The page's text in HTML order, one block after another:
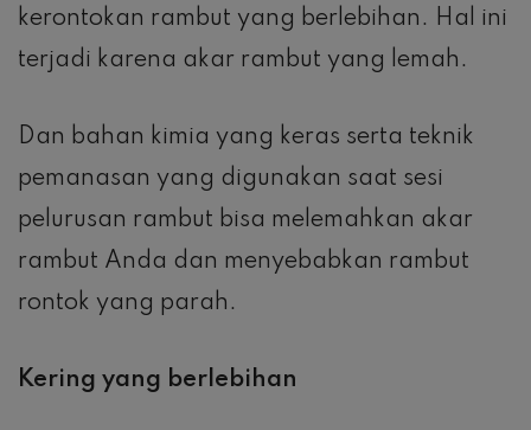
kerontokan rambut yang berlebihan. Hal ini
terjadi karena akar rambut yang lemah.
Dan bahan kimia yang keras serta teknik
pemanasan yang digunakan saat sesi
pelurusan rambut bisa melemahkan akar
rambut Anda dan menyebabkan rambut
rontok yang parah.
Kering yang berlebihan